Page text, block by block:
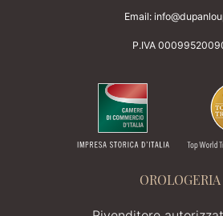
Email:
P.IVA
OROLOGERIA